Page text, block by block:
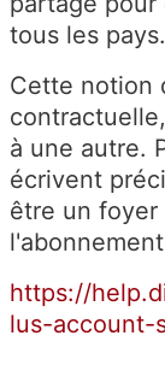
tous les pays.
Cette notion
à une autre.
écrivent
être un
https://
lus-account-